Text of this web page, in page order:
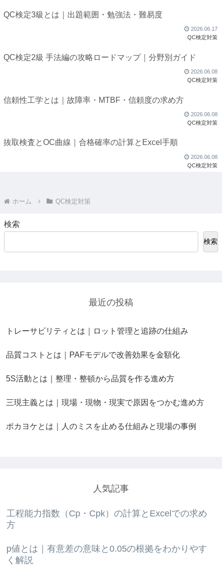
QC検定3級とは｜出題範囲・勉強法・難易度
2026.06.17
QC検定対策
QC検定2級 手法編の攻略ロードマップ｜分野別ガイド
2026.06.08
QC検定対策
信頼性工学とは｜故障率・MTBF・信頼度の求め方
2026.06.08
QC検定対策
抜取検査とOC曲線｜合格確率の計算とExcel手順
2026.06.08
QC検定対策
ホーム QC検定対策
検索
検索
最近の投稿
トレーサビリティとは｜ロット管理と追跡の仕組み
品質コストとは｜PAFモデルで改善効果を金額化
5S活動とは｜整理・整頓から品質を作る進め方
三現主義とは｜現場・現物・現実で原因をつかむ進め方
ポカヨケとは｜人のミスを止める仕組みと現場の事例
人気記事
工程能力指数（Cp・Cpk）の計算とExcelでの求め
方
p値とは｜有意差の意味と0.05の根拠をわかりやす
く解説